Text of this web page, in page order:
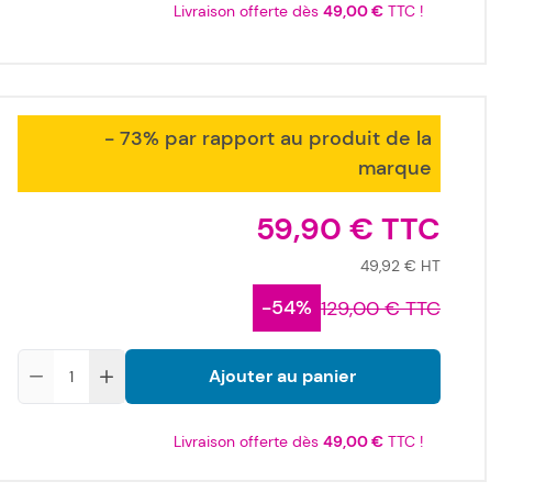
Livraison offerte dès 49,00 €TTC !
- 73% par rapport au produit de la
marque
59,90 €
49,92 €
-54% 129,00 €
Ajouter au panier
Livraison offerte dès 49,00 €TTC !